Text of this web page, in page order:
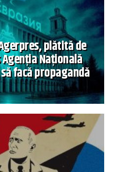
plătită de
Agenția Națională
facă propagandă